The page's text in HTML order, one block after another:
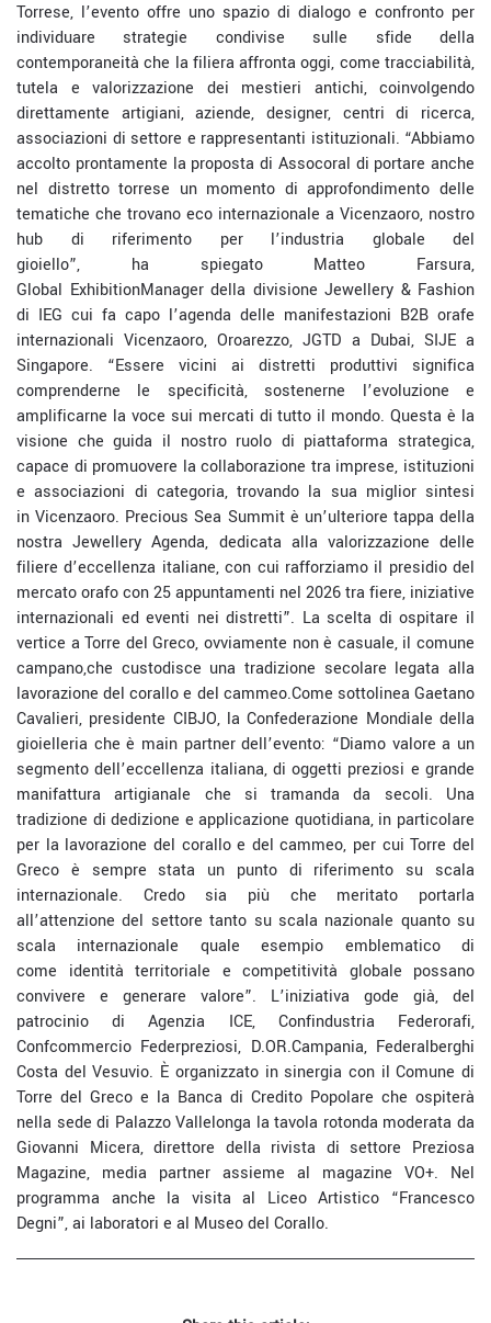
Torrese, l’evento offre uno spazio di dialogo e confronto per
individuare strategie condivise sulle sfide della
contemporaneità che la filiera affronta oggi, come tracciabilità,
tutela e valorizzazione dei mestieri antichi, coinvolgendo
direttamente artigiani, aziende, designer, centri di ricerca,
associazioni di settore e rappresentanti istituzionali. “Abbiamo
accolto prontamente la proposta di Assocoral di portare anche
nel distretto torrese un momento di approfondimento delle
tematiche che trovano eco internazionale a Vicenzaoro, nostro
hub di riferimento per l’industria globale del
gioiello”, ha spiegatoMatteo Farsura,
Global ExhibitionManager della divisione Jewellery & Fashion
di IEG cui fa capo l’agenda delle manifestazioni B2B orafe
internazionaliVicenzaoro,Oroarezzo, JGTD a Dubai, SIJE a
Singapore. “Essere vicini ai distretti produttivi significa
comprenderne le specificità, sostenerne l’evoluzione e
amplificarne la voce sui mercati di tutto il mondo. Questa è la
visione che guida il nostro ruolo di piattaforma strategica,
capace di promuovere la collaborazione tra imprese, istituzioni
e associazioni di categoria, trovando la sua miglior sintesi
inVicenzaoro. Precious Sea Summit è un’ulteriore tappa della
nostraJewellery Agenda, dedicata alla valorizzazione delle
filiere d’eccellenza italiane, con cui rafforziamo il presidio del
mercato orafo con 25 appuntamenti nel 2026 tra fiere, iniziative
internazionali ed eventi nei distretti”. La scelta di ospitare il
vertice a Torre del Greco, ovviamente non è casuale, il comune
campano,che custodisce una tradizione secolare legata alla
lavorazione del corallo e del cammeo.Come sottolinea Gaetano
Cavalieri, presidente CIBJO, la Confederazione Mondiale della
gioielleria che è main partner dell’evento: “Diamo valore a un
segmento dell’eccellenza italiana, di oggetti preziosi e grande
manifattura artigianale che si tramanda da secoli. Una
tradizione di dedizione e applicazione quotidiana, in particolare
per la lavorazione del corallo e del cammeo, per cui Torre del
Greco è sempre stata un punto di riferimento su scala
internazionale. Credo sia piu ̀ che meritato portarla
all’attenzione del settore tanto su scala nazionale quanto su
scala internazionale quale esempio emblematico di
come identita ̀ territoriale e competitivita ̀ globale possano
convivere e generare valore”. L’iniziativa gode già, del
patrocinio di Agenzia ICE, Confindustria Federorafi,
Confcommercio Federpreziosi, D.OR.Campania, Federalberghi
Costa del Vesuvio. È organizzato in sinergia con il Comune di
Torre del Greco e la Banca di Credito Popolare che ospitera
nella sede di Palazzo Vallelonga la tavola rotonda moderata da
Giovanni Micera, direttore della rivista di settore Preziosa
Magazine, media partner assieme al magazine VO+. Nel
programma anche la visita al Liceo Artistico “Francesco
Degni”, ai laboratori e al Museo del Corallo.